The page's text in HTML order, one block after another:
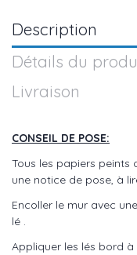
Description
Détails du
Livraison
CONSEIL DE POSE:
Tous les papiers peints
une notice de pose, à
Encoller le mur avec
lé .
Appliquer les lés bord